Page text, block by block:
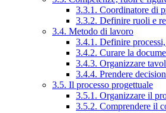
3.3.1. Coordinatore di
3.3.2. Definire ruoli e
3.4. Metodo di lavoro
3.4.1. Definire
3.4.2. Curare la
3.4.3. Organizzare
3.4.4. Prendere
3.5. Il processo progettuale
3.5.1. Organizzare il
3.5.2. Comprendere il